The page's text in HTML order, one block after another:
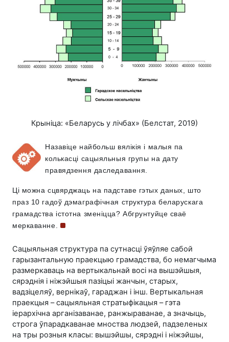
Крыніца: «Беларусь у лічбах» (Белстат, 2019)
Назавіце найбольш вялікія і малыя па
колькасці сацыяльныя групы на дату
правядзення даследавання.
Ці можна сцвярджаць на падставе гэтых даных, што
праз 10 гадоў дэмаграфічная структура беларускага
грамадства істотна зменіцца? Абгрунтуйце сваё
меркаванне.
Сацыяльная структура па сутнасці ўяўляе сабой
гарызантальную праекцыю грамадства, бо немагчыма
размеркаваць на вертыкальнай восі на вышэйшыя,
сярэднія і ніжэйшыя пазіцыі жанчын, старых,
вадзіцеляў, вернікаў, гараджан і інш. Вертыкальная
праекцыя – сацыяльная стратыфікацыя – гэта
іерархічна арганізаванае, ранжыраванае, а значыць,
строга ўпарадкаванае мноства людзей, падзеленых
на тры розныя класы: вышэйшы, сярэдні і ніжэйшы,